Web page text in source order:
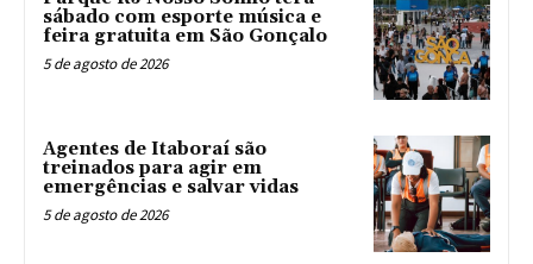
sábado com esporte música e
feira gratuita em São Gonçalo
5 de agosto de 2026
Agentes de Itaboraí são
treinados para agir em
emergências e salvar vidas
5 de agosto de 2026